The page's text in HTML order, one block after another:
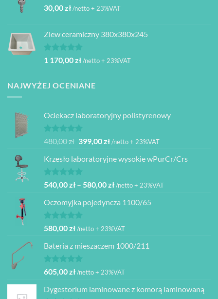
30,00zł/netto + 23%VAT
Zlew ceramiczny 380x380x245
Oceniono
na 5
1 170,00zł/netto + 23%VAT
NAJWYŻEJ OCENIANE
Ociekacz laboratoryjny polistyrenowy
Oceniono
na 5
480,00zł Pierwotna
wynosiła:
480,00 zł.
399,00złAktualna
wynosi:
/netto + 23%VAT
Krzesło laboratoryjne wysokie wPurCr/Crs
Oceniono
na 5
540,00zł – 580,00złZakres
od
do
/netto + 23%VAT
Oczomyjka pojedyncza 1100/65
Oceniono
na 5
580,00zł/netto + 23%VAT
Bateria z mieszaczem 1000/211
Oceniono
na 5
605,00zł/netto + 23%VAT
Dygestorium laminowane z komorą laminowaną